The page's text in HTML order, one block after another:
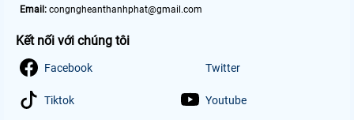
Email: congngheanthanhphat@gmail.com
Kết nối với chúng tôi
Facebook Twitter
Tiktok Youtube